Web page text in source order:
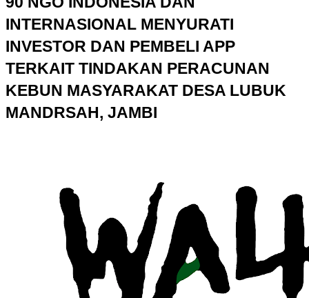
INTERNASIONAL MENYURATI
INVESTOR DAN PEMBELI APP
TERKAIT TINDAKAN PERACUNAN
KEBUN MASYARAKAT DESA LUBUK
MANDRSAH, JAMBI